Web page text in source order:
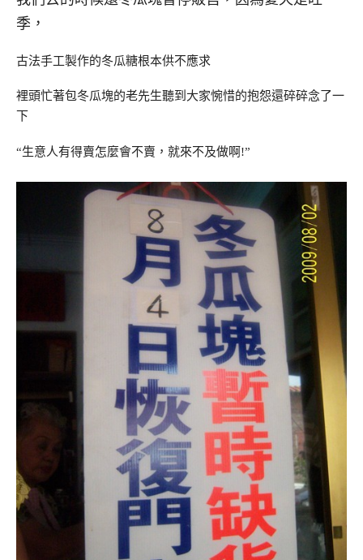
季，
古法手工製作的冬瓜糖根本供不應求
裡頭忙著包冬瓜塊的老先生聽到大家惋惜的抱怨還碎碎念了一
下
“生意人有得賣怎麼會不賣，就來不及做啊!”